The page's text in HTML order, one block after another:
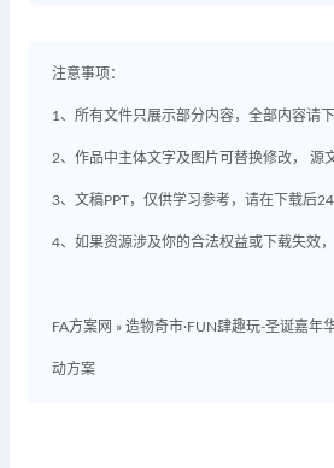
注意事项：
1、所有文件只展示部分内容，全部内容请下
2、作品中主体文字及图片可替换修改， 源
3、文稿PPT，仅供学习参考，请在下载后24
4、如果资源涉及你的合法权益或下载失效
FA方案网 » 造物奇市·FUN肆趣玩-圣诞嘉年
动方案